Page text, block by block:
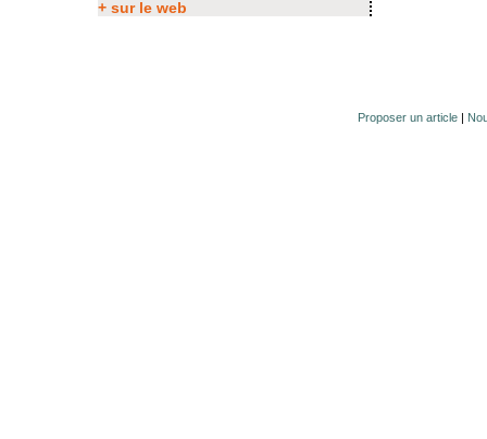
+ sur le web
Proposer un article